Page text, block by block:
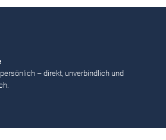
– direkt, unverbindlich und